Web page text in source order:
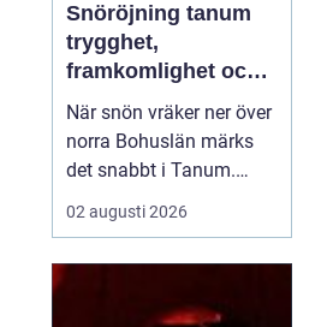
Snöröjning tanum
trygghet,
framkomlighet och
mindre stress i
vintern
När snön vräker ner över
norra Bohuslän märks
det snabbt i Tanum.
Vägarna blir smalare,
parkeringar fylls igen
privatpersoner,
02 augusti 2026